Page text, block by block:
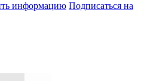
информацию Подписаться на